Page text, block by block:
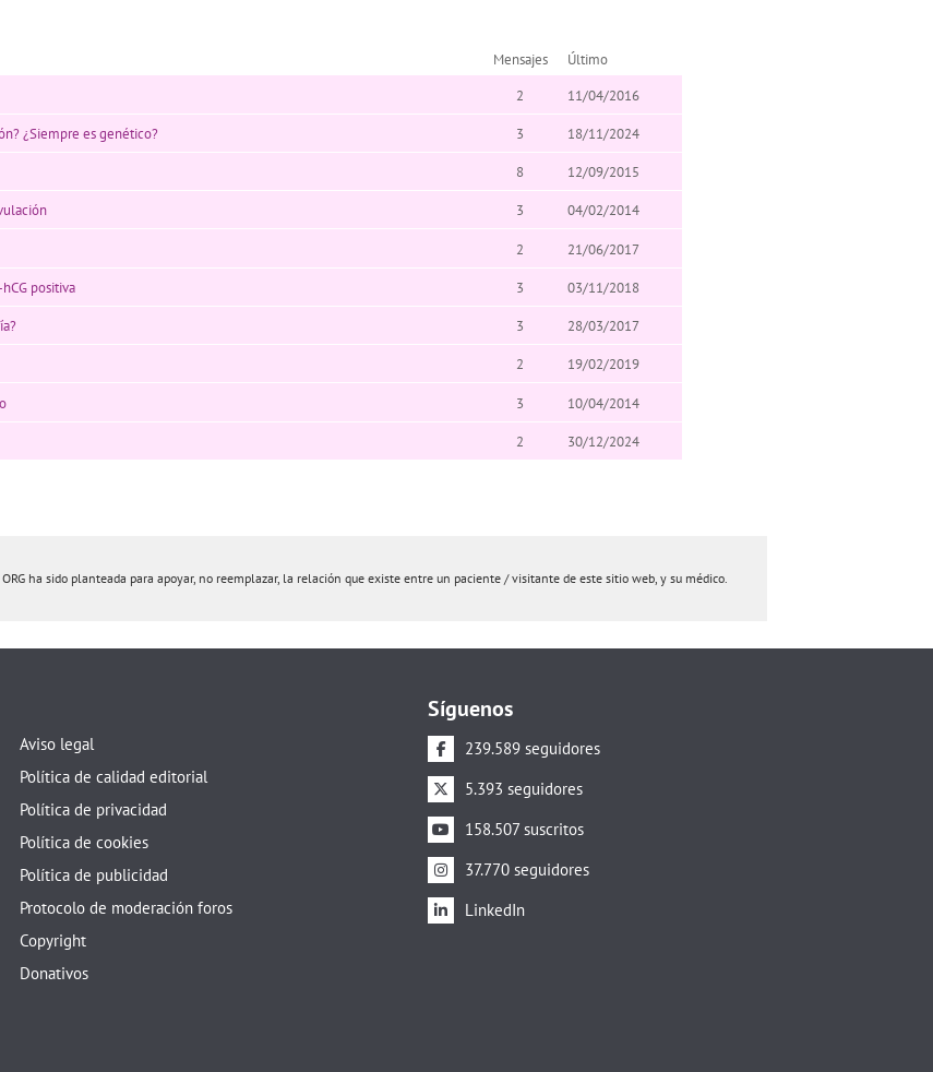
Mensajes
Último
2 11/04/2016
¿Siempre es genético? 3 18/11/2024
8 12/09/2015
3 04/02/2014
2 21/06/2017
positiva 3 03/11/2018
3 28/03/2017
2 19/02/2019
3 10/04/2014
2 30/12/2024
ha sido planteada para apoyar, no reemplazar, la relación que existe entre un paciente / visitante de este sitio web, y su médico.
Aviso legal
Política de calidad editorial
Política de privacidad
Política de cookies
Política de publicidad
Protocolo de moderación foros
Copyright
Donativos
Síguenos
239.589 seguidores
5.393 seguidores
158.507 suscritos
37.770 seguidores
LinkedIn